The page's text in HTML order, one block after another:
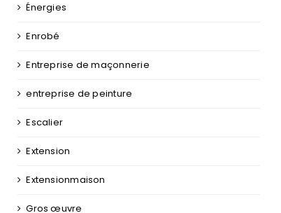
Énergies
Enrobé
Entreprise de maçonnerie
entreprise de peinture
Escalier
Extension
Extensionmaison
Gros œuvre